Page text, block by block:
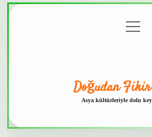
menüyü
aç
Doğudan
Asya kültürleriyle dolu